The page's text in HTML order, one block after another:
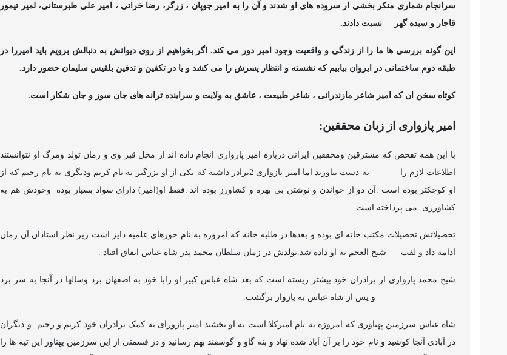
سرانجام شماری منکر بخشی ار سروده های او شدند و آن را به امیر چوپان ، زرگر، رضا خراتی ، امیر علی طبرستانی، لمیر تیمور
قاجار و سیده گهر
نسبت دادند.
این گونه بررسی ها ما را از زندگی و واقعیت وجود امیر دور می کند. اگر بخواهیم از روی دیوانش به دنبالش برویم باید امیررا در
طبقه دوم ساختمانی در ایروان بیابیم که نشسته و انتظار پسرش را می کشد و یا در تکفین و تدفین بلقیس سلیمان حضور دارد.
کوتاه سخن ان که امیر شاعر مازندرانی ، شاعر طبیعت ، عاشق به ولایت و سراینده ترانه های جان سوز و جان شکار است.
امیر پازواری از زبان محققین:
با این همه تفحص که مشترقین ومحققین ایرانی درباره امیر پازواری انجام داده اند از محل قبر وی و زمان تولد ومرگ او نتوانستند
اطلاعات لازم را
به دست بیاورند اما امیر پازواری 2برادر داشته که یکی از او بزرگتر به نام کریم ودیگری به نام رحیم که از
او کوچکتر بوده است .آن دو از خواندن و نوشتن بی بهره و کشاورز بوده اند .فقط او(امیر) دارای سواد بسیار بوده
وخودش هم به
کشاورزی
می پرداخته است.
تحصیلاتش تحصیلات مکتب خانه ای بوده و بعدها در طلبه خانه که امروزه به نام حوزهای علمیه دایر است زیر نظر استادان آن زمان
ادامه داد و لقب
شیخ العجم به او داده شد.تولدش در زمان سلطان محمد پدر شاه عباس اتفاق افتاد .
شیخ محمد پازواری از برادران خود بیشتر زیسته است که بعد شاه عباس کبیر او رابا خود به اصفهان برد وسالها در آنجا به سر برد
و پس از شاه عباس به پازوار برگشت.
شاه عباس سرزمین پهناوری که امروزه به نام امیرکلا است به او بخشید.امیر پازورای به کمک برادران خود کریم و رحیم
و دیگران
در آبادی آنجا کوشید و نام خود را بر آن آباد شده نهاد و بنه گاو و گوسفند بهم رسانید و در قسمتی از این سرزمین پهناور این تپه ها را